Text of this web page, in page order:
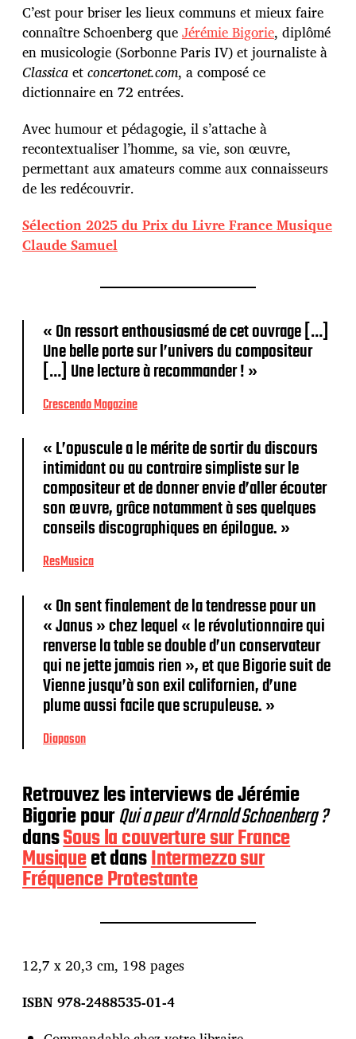
C’est pour briser les lieux communs et mieux faire
connaître Schoenberg queJérémie Bigorie, diplômé
en musicologie (Sorbonne Paris IV) et journaliste à
Classicaetconcertonet.com, a composé ce
dictionnaire en 72 entrées.
Avec humour et pédagogie, il s’attache à
recontextualiser l’homme, sa vie, son œuvre,
permettant aux amateurs comme aux connaisseurs
de les redécouvrir.
Sélection 2025 du Prix du Livre France Musique
Claude Samuel
« On ressort enthousiasmé de cet ouvrage […]
Une belle porte sur l’univers du compositeur
[…] Une lecture à recommander ! »
Crescendo Magazine
« L’opuscule a le mérite de sortir du discours
intimidant ou au contraire simpliste sur le
compositeur et de donner envie d’aller écouter
son œuvre, grâce notamment à ses quelques
conseils discographiques en épilogue. »
ResMusica
« On sent finalement de la tendresse pour un
« Janus » chez lequel « le révolutionnaire qui
renverse la table se double d’un conservateur
qui ne jette jamais rien », et que Bigorie suit de
Vienne jusqu’à son exil californien, d’une
plume aussi facile que scrupuleuse. »
Diapason
Retrouvez les interviews de Jérémie
Bigorie pourQui a peur d’Arnold Schoenberg ?
dansSous la couverture sur France
Musiqueet dansIntermezzo sur
Fréquence Protestante
12,7 x 20,3 cm, 198 pages
ISBN 978-2488535-01-4